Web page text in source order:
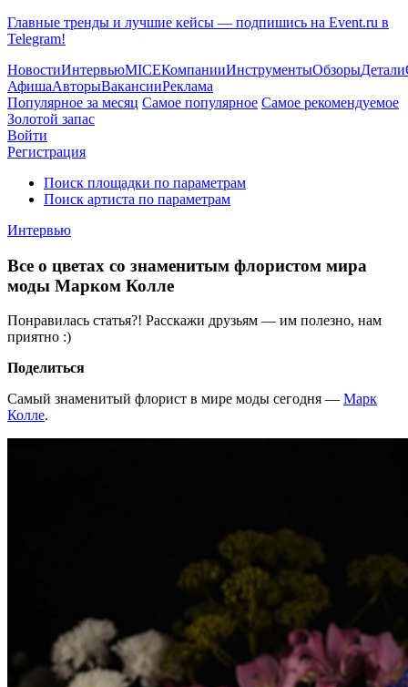
Главные тренды и лучшие кейсы — подпишись на Event.ru в
Telegram!
НовостиИнтервьюMICEКомпанииИнструментыОбзорыДетали
АфишаАвторыВакансииРеклама
Популярное за месяц Самое популярное Самое рекомендуемое
Золотой запас
Войти
Регистрация
Поиск площадки по параметрам
Поиск артиста по параметрам
Интервью
Все о цветах со знаменитым флористом мира
моды Марком Колле
Понравилась статья?! Расскажи друзьям — им полезно, нам
приятно :)
Поделиться
Самый знаменитый флорист в мире моды сегодня — Марк
Колле.